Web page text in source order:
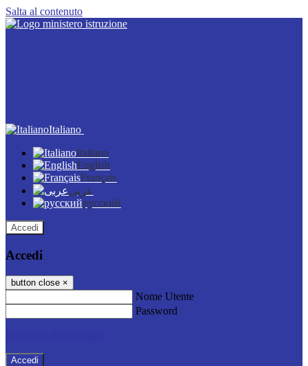
Salta al contenuto
Italiano
Italiano
English
Français
عربى
русский
Accedi
Accedi
button close ×
Nome Utente
Password